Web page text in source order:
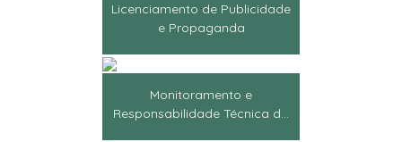
Licenciamento de Publicidade
e Propaganda
Monitoramento e
Responsabilidade Técnica d...